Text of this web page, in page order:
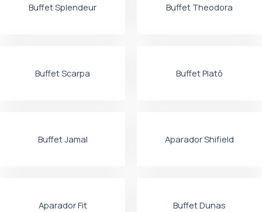
Buffet Splendeur Buffet Theodora
Buffet Scarpa Buffet Platô
Buffet Jamal Aparador Shifield
Aparador Fit Buffet Dunas